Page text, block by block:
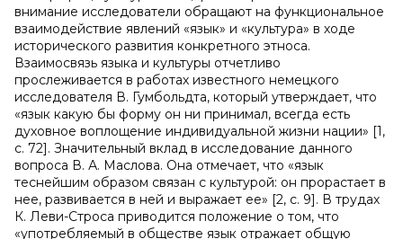
внимание исследователи обращают на функциональное
взаимодействие явлений «язык» и «культура» в ходе
исторического развития конкретного этноса.
Взаимосвязь языка и культуры отчетливо
прослеживается в работах известного немецкого
исследователя В. Гумбольдта, который утверждает, что
«язык какую бы форму он ни принимал, всегда есть
духовное воплощение индивидуальной жизни нации» [1,
с. 72]. Значительный вклад в исследование данного
вопроса В. А. Маслова. Она отмечает, что «язык
теснейшим образом связан с культурой: он прорастает в
нее, развивается в ней и выражает ее» [2, с. 9]. В трудах
К. Леви-Строса приводится положение о том, что
«употребляемый в обществе язык отражает общую